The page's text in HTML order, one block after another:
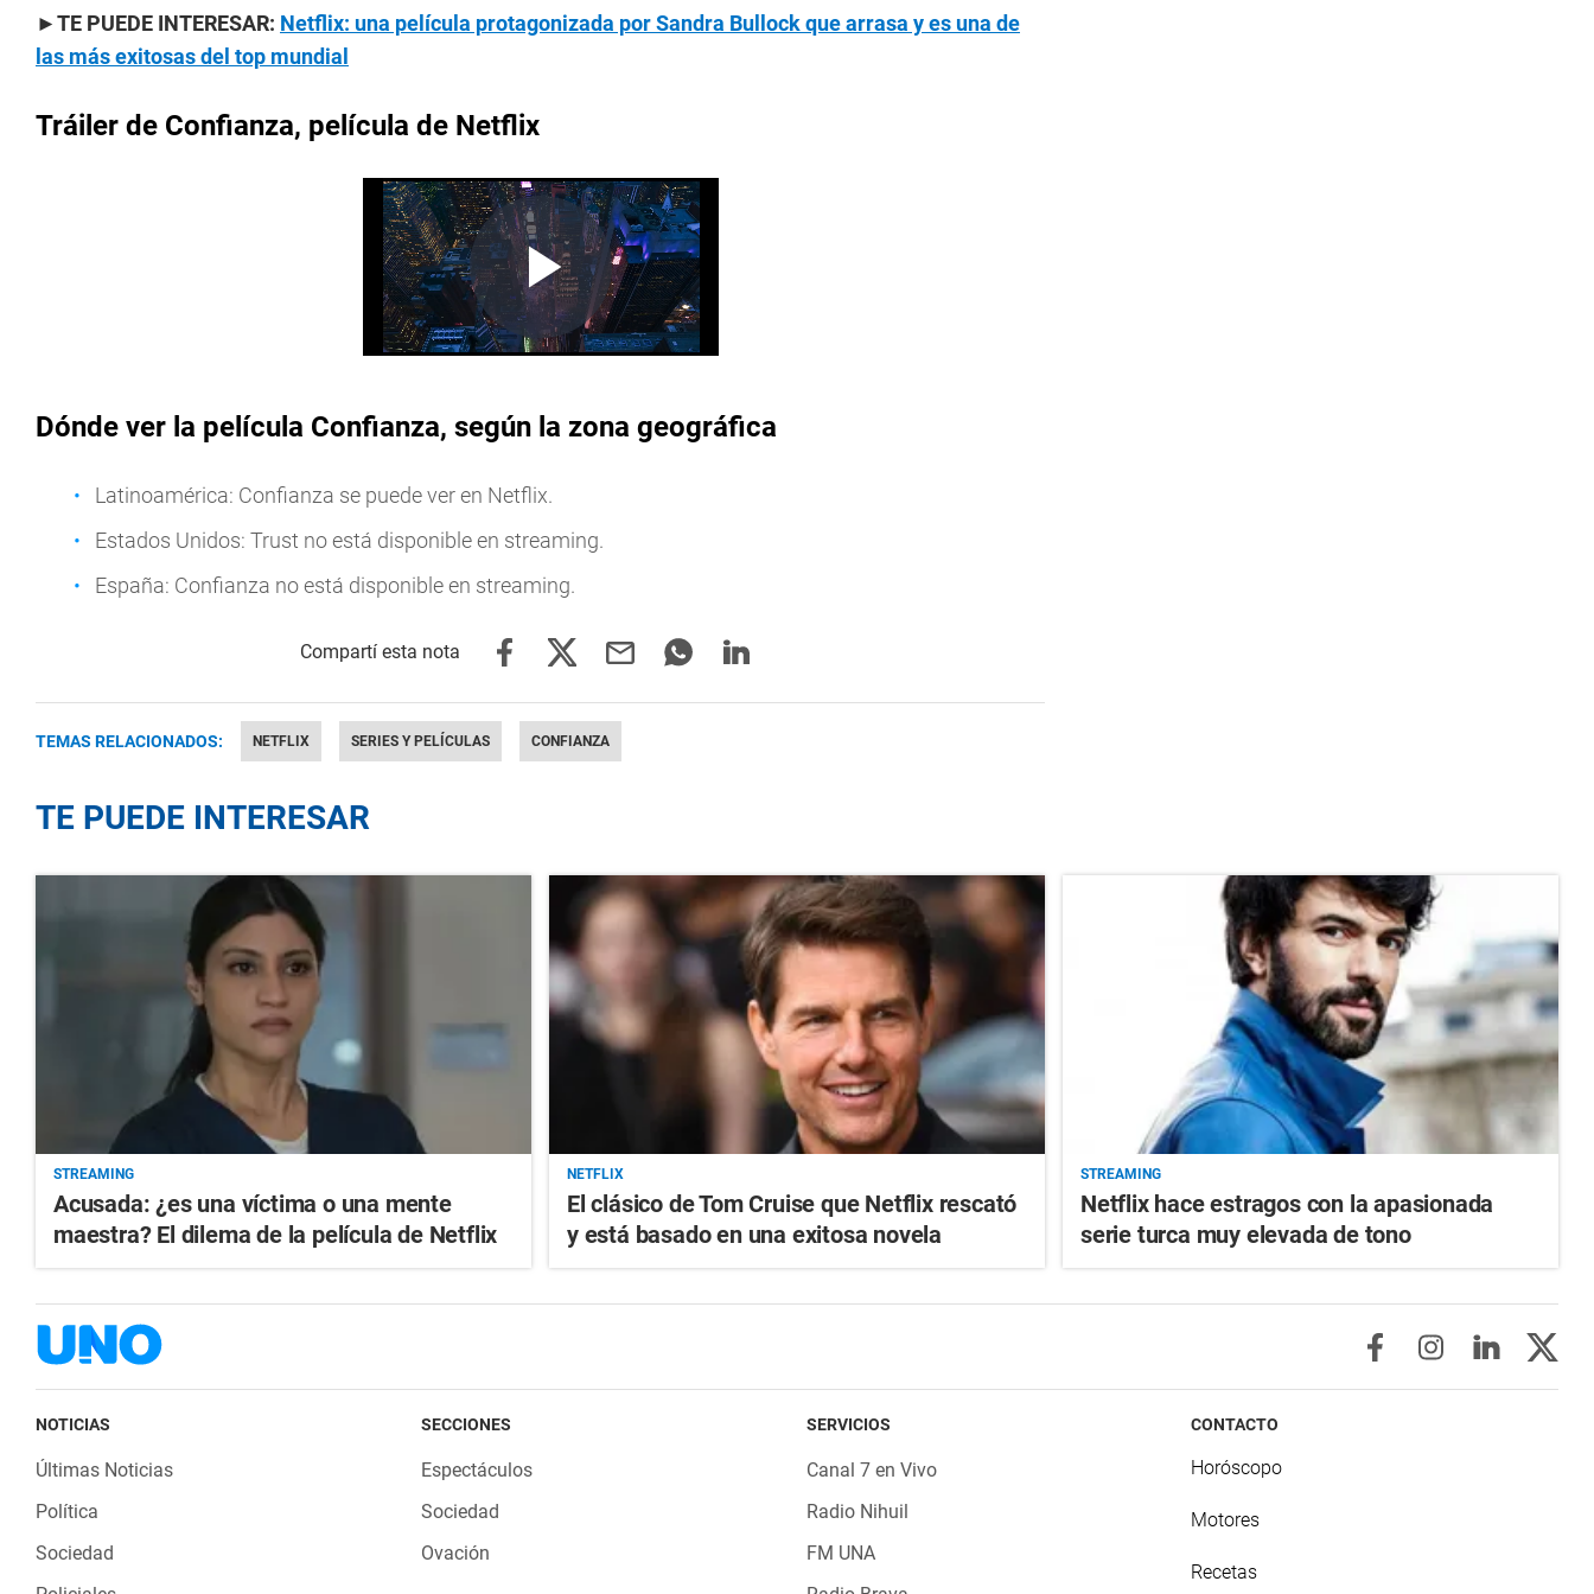
►TE PUEDE INTERESAR: Netflix: una película protagonizada por Sandra Bullock que arrasa y es una de
las más exitosas del top mundial
Tráiler de Confianza, película de Netflix
Dónde ver la película Confianza, según la zona geográfica
Latinoamérica: Confianza se puede ver en Netflix.
Estados Unidos: Trust no está disponible en streaming.
España: Confianza no está disponible en streaming.
TEMAS RELACIONADOS: NETFLIX SERIES Y PELÍCULAS CONFIANZA
TE PUEDE INTERESAR
STREAMING
Acusada: ¿es una víctima o una mente
maestra? El dilema de la película de Netflix
NETFLIX
El clásico de Tom Cruise que Netflix rescató
y está basado en una exitosa novela
STREAMING
Netflix hace estragos con la apasionada
serie turca muy elevada de tono
NOTICIAS
Últimas Noticias
Política
Sociedad
SECCIONES
Espectáculos
Sociedad
Ovación
SERVICIOS
Canal 7 en Vivo
Radio Nihuil
FM UNA
CONTACTO
Horóscopo
Motores
Recetas